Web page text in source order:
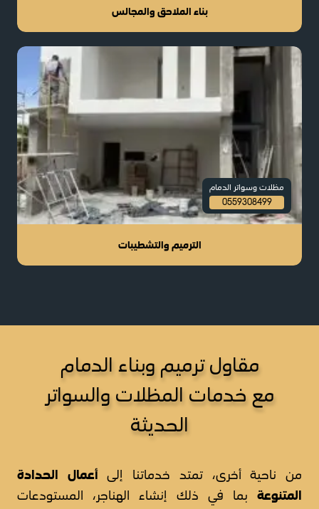
بناء الملاحق والمجالس
مظلات وسواتر الدمام
0559308499
الترميم والتشطيبات
مقاول ترميم وبناء الدمام
مع خدمات المظلات والسواتر
الحديثة
من ناحية أخرى، تمتد خدماتنا إلىأعمال الحدادة
المتنوعة بما في ذلك إنشاء الهناجر، المستودعات